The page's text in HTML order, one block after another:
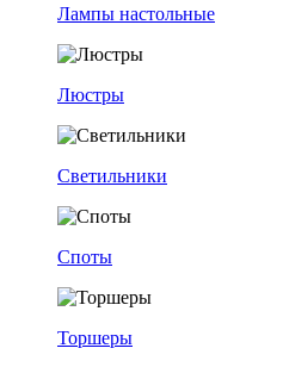
Лампы настольные
Люстры
Светильники
Споты
Торшеры